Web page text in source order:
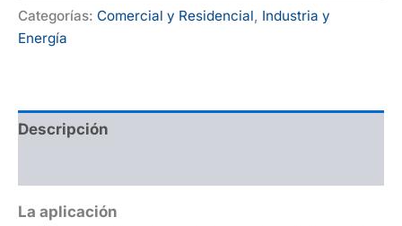
Categorías: Comercial y Residencial, Industria y
Energía
Descripción
La aplicación